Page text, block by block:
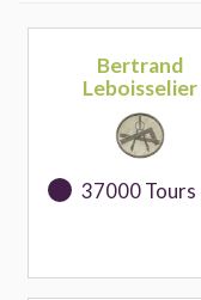
Bertrand
Leboisselier
37000 Tours